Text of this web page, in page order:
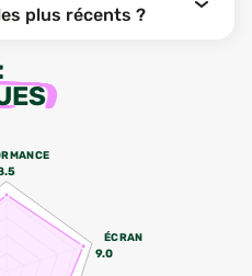
plus récents ?
ÉCRAN
9.0